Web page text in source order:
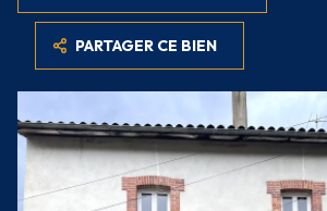
PARTAGER CE BIEN